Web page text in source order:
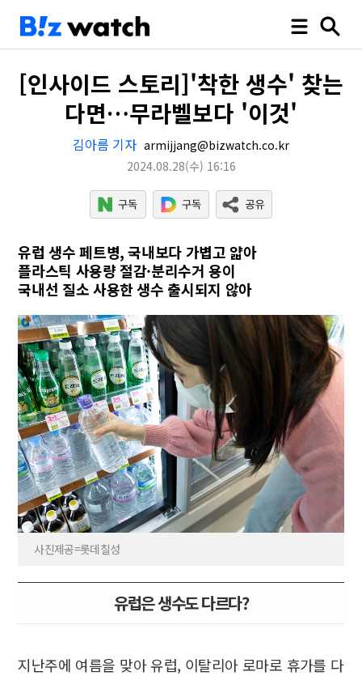
[인사이드 스토리]'착한 생수' 찾는
다면…무라벨보다 '이것'
김아름 기자 armijjang@bizwatch.co.kr
2024.08.28(수) 16:16
유럽 생수 페트병, 국내보다 가볍고 얇아
플라스틱 사용량 절감·분리수거 용이
국내선 질소 사용한 생수 출시되지 않아
사진제공=롯데칠성
유럽은 생수도 다르다?
지난주에 여름을 맞아 유럽, 이탈리아 로마로 휴가를 다